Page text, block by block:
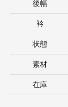
後幅
衿
状態
素材
在庫